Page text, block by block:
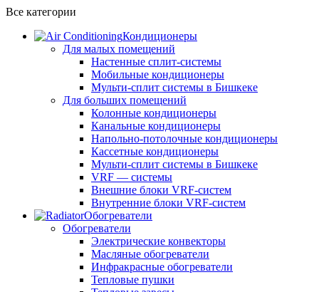
Все категории
Кондиционеры
Для малых помещений
Настенные сплит-системы
Мобильные кондиционеры
Мульти-сплит системы в Бишкеке
Для больших помещений
Колонные кондиционеры
Канальные кондиционеры
Напольно-потолочные кондиционеры
Кассетные кондиционеры
Мульти-сплит системы в Бишкеке
VRF — системы
Внешние блоки VRF-систем
Внутренние блоки VRF-систем
Обогреватели
Обогреватели
Электрические конвекторы
Масляные обогреватели
Инфракрасные обогреватели
Тепловые пушки